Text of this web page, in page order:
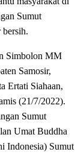
Sumut
Simbolon MM
Samosir,
Ertati Siahaan,
(21/7/2022).
Sumut
Umat Buddha
Indonesia) Sumut